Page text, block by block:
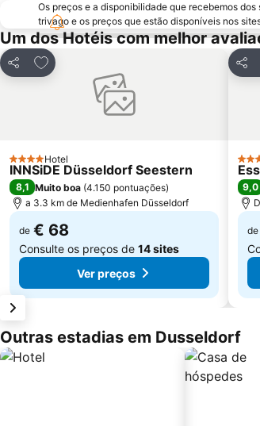
Os preços e a disponibilidade que recebemos
trivago e os preços que estão disponíveis nos
Um dos Hotéis com melhor
Partilhar
Adicionar aos favoritos
4 Estrelas
Hotel
INNSiDE Düsseldorf Seestern
8,1 Muito boa (4.150 pontuações)
a 3.3 km de Medienhafen Düsseldorf
de € 68
Consulte os preços de 14 sites
Ver preços
3
9,0
de
Outras estadias em Dusseldorf